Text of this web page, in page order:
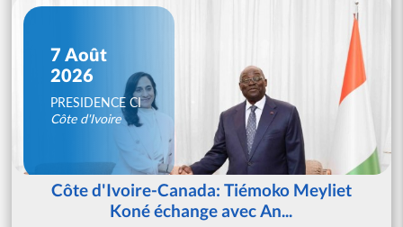
7 Août
2026
PRESIDENCE CI
Côte d'Ivoire
Côte d'Ivoire-Canada: Tiémoko Meyliet
Koné échange avec An...